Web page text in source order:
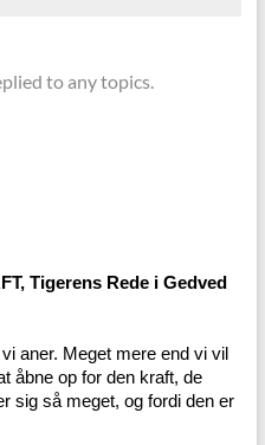
to any topics.
Tigerens Rede i Gedved
aner. Meget mere end vi vil
åbne op for den kraft, de
sig så meget, og fordi den er